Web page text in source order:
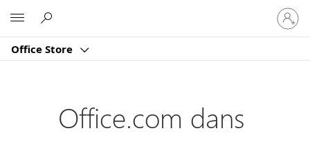
Office Store
vous
à
compte
Office.com dans